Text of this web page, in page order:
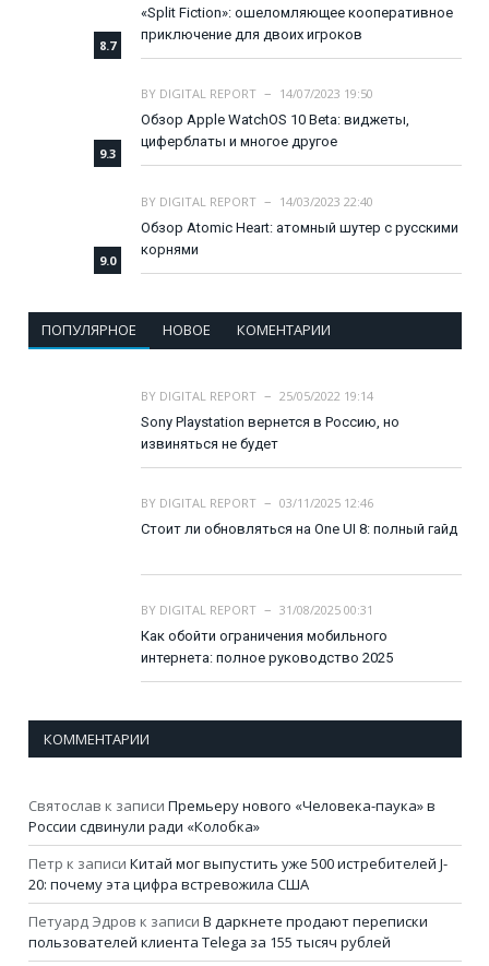
8.7
«Split Fiction»: ошеломляющее кооперативное
приключение для двоих игроков
9.3
BY DIGITAL REPORT
14/07/2023 19:50
Обзор Apple WatchOS 10 Beta: виджеты,
циферблаты и многое другое
9.0
BY DIGITAL REPORT
14/03/2023 22:40
Обзор Atomic Heart: атомный шутер с русскими
корнями
ПОПУЛЯРНОЕ НОВОЕ КОМЕНТАРИИ
BY DIGITAL REPORT
25/05/2022 19:14
Sony Playstation вернется в Россию, но
извиняться не будет
BY DIGITAL REPORT
03/11/2025 12:46
Стоит ли обновляться на One UI 8: полный гайд
BY DIGITAL REPORT
31/08/2025 00:31
Как обойти ограничения мобильного
интернета: полное руководство 2025
КОММЕНТАРИИ
Святослав к записи Премьеру нового «Человека-паука» в
России сдвинули ради «Колобка»
Петр к записи Китай мог выпустить уже 500 истребителей J-
20: почему эта цифра встревожила США
Петуард Эдров к записи В даркнете продают переписки
пользователей клиента Telega за 155 тысяч рублей